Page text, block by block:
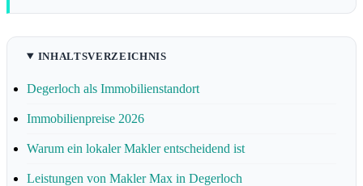
INHALTSVERZEICHNIS
Degerloch als Immobilienstandort
Immobilienpreise 2026
Warum ein lokaler Makler entscheidend ist
Leistungen von Makler Max in Degerloch